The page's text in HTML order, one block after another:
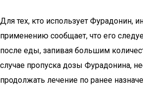
Для тех, кто использует Фурадонин,
применению сообщает, что его
после еды, запивая большим
случае пропуска дозы Фурадонина,
продолжать лечение по ранее